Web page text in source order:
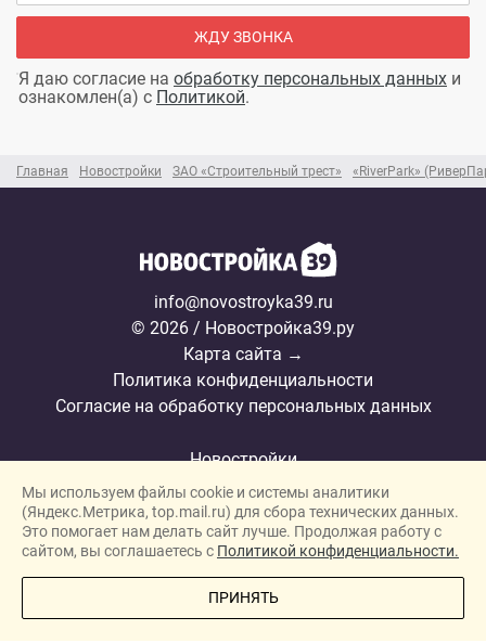
Главная Новостройки ЗАО «Строительный трест» «RiverPark»
ЖДУ ЗВОНКА
Я даю согласие на обработку персональных данных и
ознакомлен(а) с Политикой.
info@novostroyka39.ru
© 2026 / Новостройка39.ру
Карта сайта →
Политика конфиденциальности
Согласие на обработку персональных данных
Новостройки
Застройщики
Ипотека
Полезная информация
ПОЗВОНИТЕ МНЕ
Мы используем файлы cookie и системы аналитики
(Яндекс.Метрика, top.mail.ru) для сбора технических данных.
Это помогает нам делать сайт лучше. Продолжая работу с
сайтом, вы соглашаетесь с Политикой конфиденциальности.
ПРИНЯТЬ